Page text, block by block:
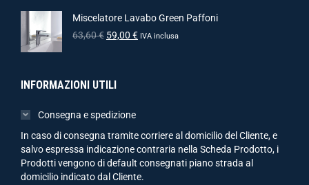
Miscelatore Lavabo Green Paffoni
63,60€ 59,00 € IVA inclusa
INFORMAZIONI UTILI
Consegna e spedizione
In caso di consegna tramite corriere al domicilio del Cliente, e
salvo espressa indicazione contraria nella Scheda Prodotto, i
Prodotti vengono di default consegnati piano strada al
domicilio indicato dal Cliente.